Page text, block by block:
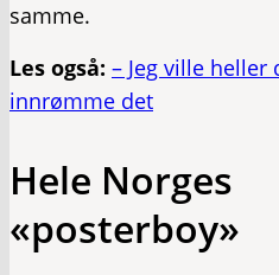
samme.
Les også: – Jeg ville heller
innrømme det
Hele Norges
«posterboy»